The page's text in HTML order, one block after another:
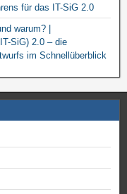
für das IT-SiG 2.0
warum? |
SiG) 2.0 – die
im Schnellüberblick